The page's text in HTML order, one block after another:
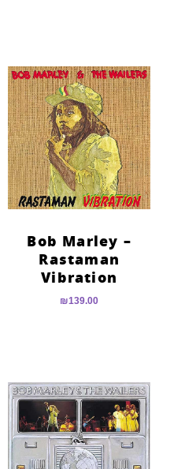
Bob Marley –
Rastaman
Vibration
₪139.00